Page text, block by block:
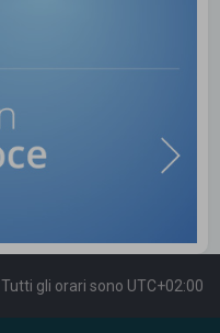
Tutti gli orari sono UTC+02:00